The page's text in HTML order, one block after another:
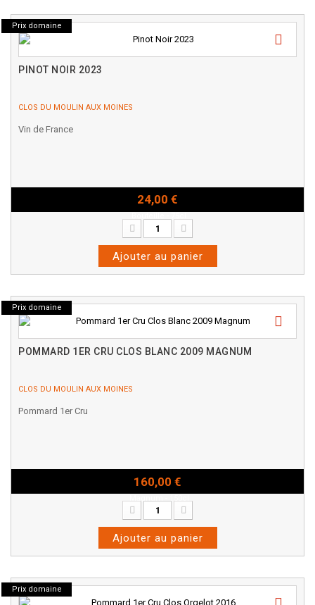
Prix domaine
PINOT NOIR 2023
CLOS DU MOULIN AUX MOINES
Vin de France
24,00 €
Ajouter au panier
Prix domaine
POMMARD 1ER CRU CLOS BLANC 2009 MAGNUM
CLOS DU MOULIN AUX MOINES
Pommard 1er Cru
160,00 €
Ajouter au panier
Prix domaine